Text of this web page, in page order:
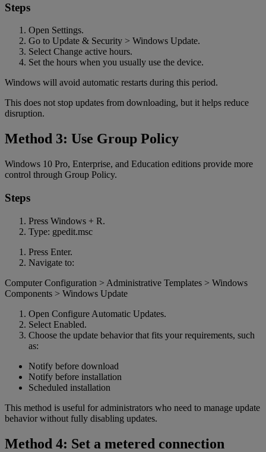
Steps
Open Settings.
Go to Update & Security > Windows Update.
Select Change active hours.
Set the hours when you usually use the device.
Windows will avoid automatic restarts during this period.
This does not stop updates from downloading, but it helps reduce
disruption.
Method 3: Use Group Policy
Windows 10 Pro, Enterprise, and Education editions provide more
control through Group Policy.
Steps
Press Windows + R.
Type: gpedit.msc
Press Enter.
Navigate to:
Computer Configuration > Administrative Templates > Windows
Components > Windows Update
Open Configure Automatic Updates.
Select Enabled.
Choose the update behavior that fits your requirements, such
as:
Notify before download
Notify before installation
Scheduled installation
This method is useful for administrators who need to manage update
behavior without fully disabling updates.
Method 4: Set a metered connection